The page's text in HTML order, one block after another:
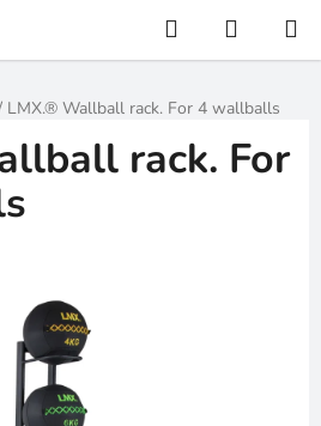
Hledat
KOŠÍK
LMX.® Wallball rack. For 4 wallballs
rack. For